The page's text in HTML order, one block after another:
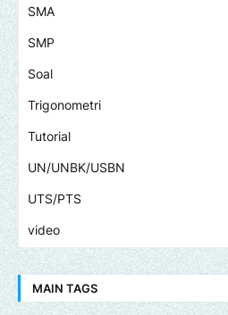
SMA
SMP
Soal
Trigonometri
Tutorial
UN/UNBK/USBN
UTS/PTS
video
MAIN TAGS